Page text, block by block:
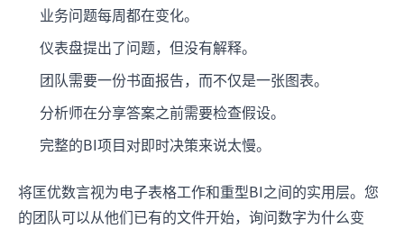
业务问题每周都在变化。
仪表盘提出了问题，但没有解释。
团队需要一份书面报告，而不仅是一张图表。
分析师在分享答案之前需要检查假设。
完整的BI项目对即时决策来说太慢。
将匡优数言视为电子表格工作和重型BI之间的实用层。您
的团队可以从他们已有的文件开始，询问数字为什么变